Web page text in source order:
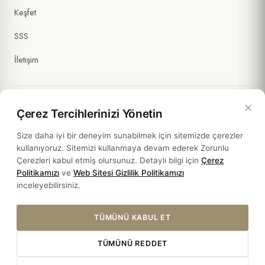
Keşfet
SSS
İletişim
Yasal Bilgiler
Politikalar
Sürdürülebilirlik
© 2026 HOTEL SULTANIA. ALL RIGHTS RESERVED.
×
Çerez Tercihlerinizi Yönetin
Size daha iyi bir deneyim sunabilmek için sitemizde çerezler
kullanıyoruz. Sitemizi kullanmaya devam ederek Zorunlu
Çerezleri kabul etmiş olursunuz. Detaylı bilgi için Çerez
Politikamızı ve Web Sitesi Gizlilik Politikamızı
inceleyebilirsiniz.
TÜMÜNÜ KABUL ET
TÜMÜNÜ REDDET